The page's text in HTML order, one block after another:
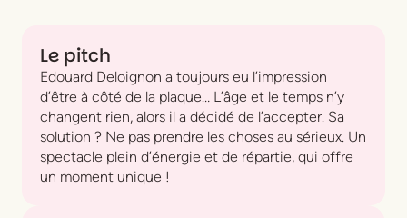
Le pitch
Edouard Deloignon a toujours eu l’impression
d’être à côté de la plaque… L’âge et le temps n’y
changent rien, alors il a décidé de l’accepter. Sa
solution ? Ne pas prendre les choses au sérieux. Un
spectacle plein d’énergie et de répartie, qui offre
un moment unique !